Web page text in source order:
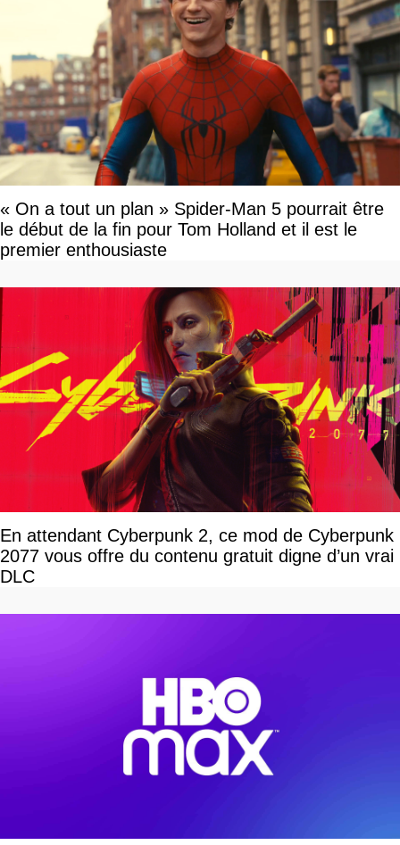
« On a tout un plan » Spider-Man 5 pourrait être
le début de la fin pour Tom Holland et il est le
premier enthousiaste
En attendant Cyberpunk 2, ce mod de Cyberpunk
2077 vous offre du contenu gratuit digne d’un vrai
DLC